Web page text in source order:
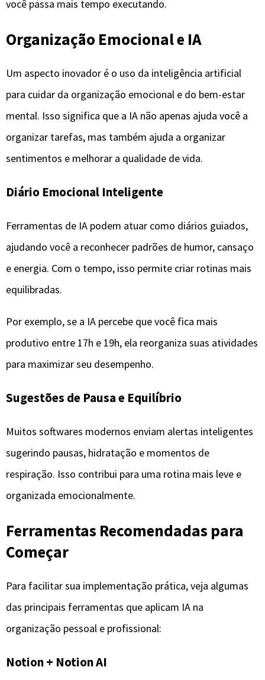
você passa mais tempo executando.
Organização Emocional e IA
Um aspecto inovador é o uso da inteligência artificial
para cuidar da organização emocional e do bem-estar
mental. Isso significa que a IA não apenas ajuda você a
organizar tarefas, mas também ajuda a organizar
sentimentos e melhorar a qualidade de vida.
Diário Emocional Inteligente
Ferramentas de IA podem atuar como diários guiados,
ajudando você a reconhecer padrões de humor, cansaço
e energia. Com o tempo, isso permite criar rotinas mais
equilibradas.
Por exemplo, se a IA percebe que você fica mais
produtivo entre 17h e 19h, ela reorganiza suas atividades
para maximizar seu desempenho.
Sugestões de Pausa e Equilíbrio
Muitos softwares modernos enviam alertas inteligentes
sugerindo pausas, hidratação e momentos de
respiração. Isso contribui para uma rotina mais leve e
organizada emocionalmente.
Ferramentas Recomendadas para
Começar
Para facilitar sua implementação prática, veja algumas
das principais ferramentas que aplicam IA na
organização pessoal e profissional:
Notion + Notion AI